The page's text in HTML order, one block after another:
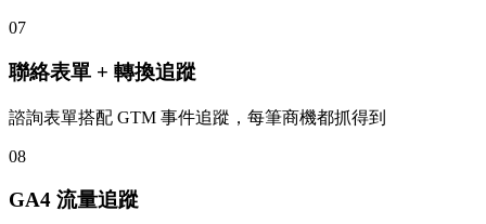
07
聯絡表單 + 轉換追蹤
諮詢表單搭配 GTM 事件追蹤，每筆商機都抓得到
08
GA4 流量追蹤